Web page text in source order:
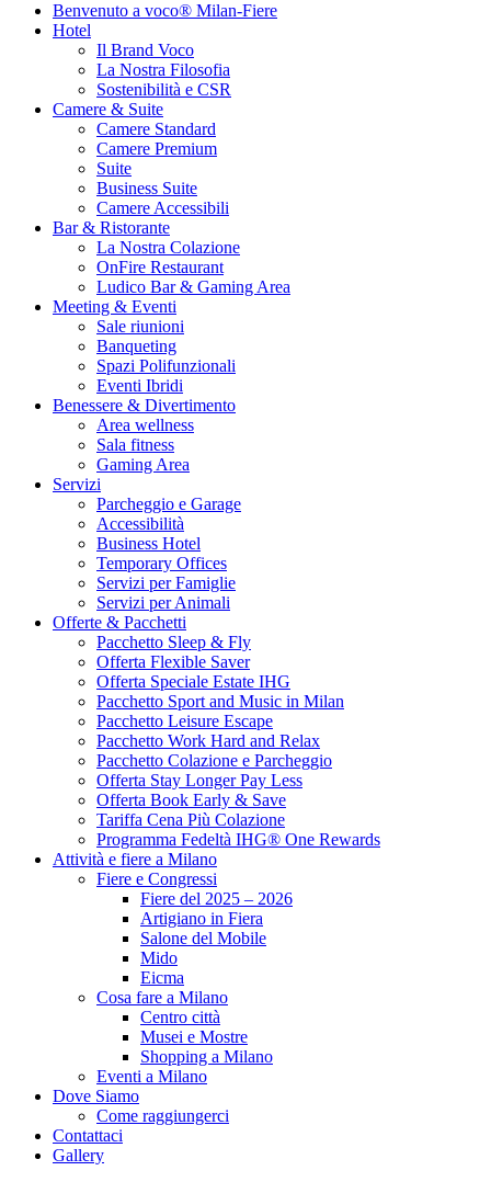
Benvenuto a voco® Milan-Fiere
Hotel
Il Brand Voco
La Nostra Filosofia
Sostenibilità e CSR
Camere & Suite
Camere Standard
Camere Premium
Suite
Business Suite
Camere Accessibili
Bar & Ristorante
La Nostra Colazione
OnFire Restaurant
Ludico Bar & Gaming Area
Meeting & Eventi
Sale riunioni
Banqueting
Spazi Polifunzionali
Eventi Ibridi
Benessere & Divertimento
Area wellness
Sala fitness
Gaming Area
Servizi
Parcheggio e Garage
Accessibilità
Business Hotel
Temporary Offices
Servizi per Famiglie
Servizi per Animali
Offerte & Pacchetti
Pacchetto Sleep & Fly
Offerta Flexible Saver
Offerta Speciale Estate IHG
Pacchetto Sport and Music in Milan
Pacchetto Leisure Escape
Pacchetto Work Hard and Relax
Pacchetto Colazione e Parcheggio
Offerta Stay Longer Pay Less
Offerta Book Early & Save
Tariffa Cena Più Colazione
Programma Fedeltà IHG® One Rewards
Attività e fiere a Milano
Fiere e Congressi
Fiere del 2025 – 2026
Artigiano in Fiera
Salone del Mobile
Mido
Eicma
Cosa fare a Milano
Centro città
Musei e Mostre
Shopping a Milano
Eventi a Milano
Dove Siamo
Come raggiungerci
Contattaci
Gallery